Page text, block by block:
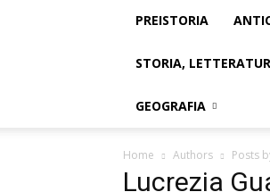
PREISTORIA
STORIA,
GEOGRAFIA
Home Authors Posts
Lucrezia